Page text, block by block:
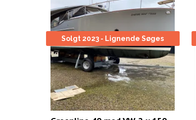
til
Solgt 2023 - Lignende Søges